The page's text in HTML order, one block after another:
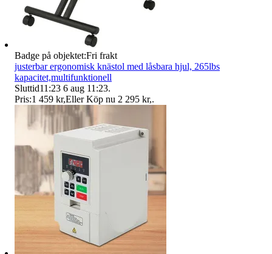
Badge på objektet:Fri frakt
justerbar ergonomisk knästol med låsbara hjul, 265lbs
kapacitet,multifunktionell
Sluttid11:23 6 aug 11:23.
Pris:1 459 kr,Eller Köp nu 2 295 kr,.